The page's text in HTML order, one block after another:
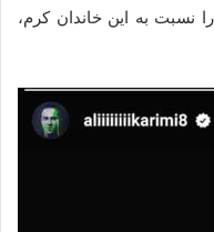
نسبت به این خاندان کرم،